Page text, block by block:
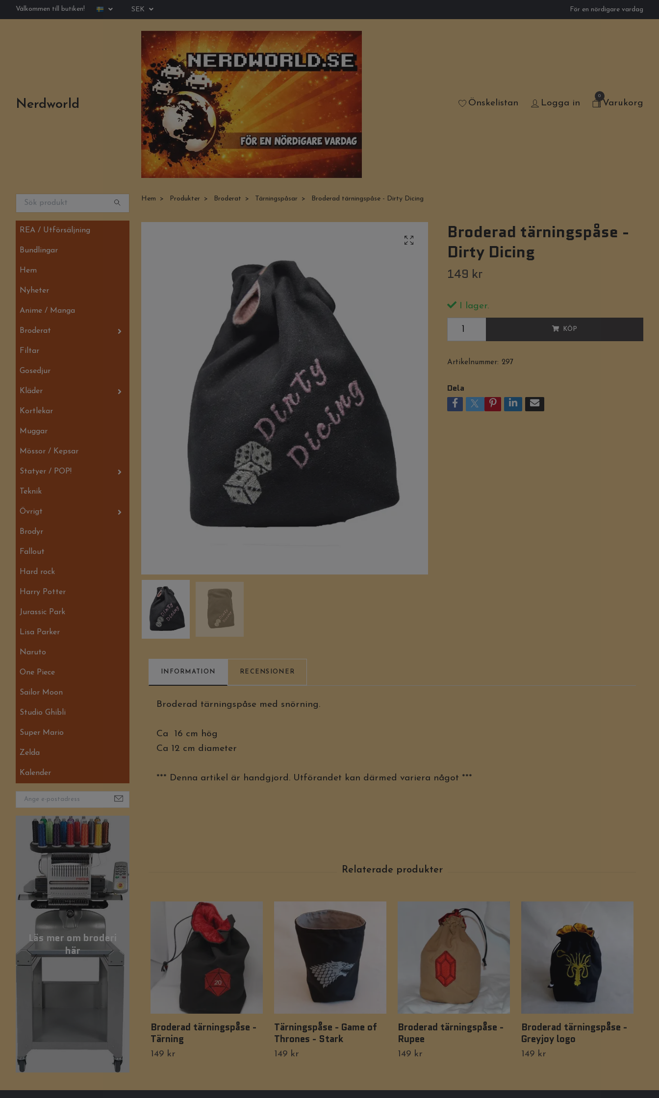
Välkommen till butiken! SEK För en nördigare vardag
Nerdworld Önskelistan Logga in
0
Varukorg
REA / Utförsäljning
Bundlingar
Hem
Nyheter
Anime / Manga
Broderat
Filtar
Gosedjur
Kläder
Kortlekar
Muggar
Mössor / Kepsar
Statyer / POP!
Teknik
Övrigt
Brodyr
Fallout
Hard rock
Harry Potter
Jurassic Park
Lisa Parker
Naruto
One Piece
Sailor Moon
Studio Ghibli
Super Mario
Zelda
Kalender
Läs mer om broderi
här
Hem Produkter Broderat Tärningspåsar Broderad tärningspåse - Dirty Dicing
Broderad tärningspåse -
Dirty Dicing
149 kr
I lager.
KÖP
Artikelnummer: 297
Dela
INFORMATION RECENSIONER
Broderad tärningspåse med snörning.
Ca 16 cm hög
Ca 12 cm diameter
*** Denna artikel är handgjord. Utförandet kan därmed variera något ***
Broderad tärningspåse -
Tärning
149 kr
Tärningspåse - Game of
Thrones - Stark
149 kr
Broderad tärningspåse -
Rupee
149 kr
Broderad tärningspåse -
Greyjoy logo
149 kr